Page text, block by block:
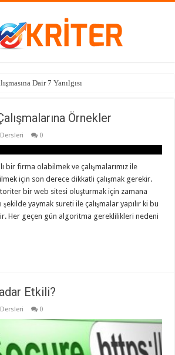
Dair 7 Yanılgısı
Örnekler
0
bir firma olabilmek ve çalışmalarımız ile
için son derece dikkatli çalışmak gerekir.
bir web sitesi oluşturmak için zamana
şekilde yaymak sureti ile çalışmalar yapılır ki bu
Her geçen gün algoritma gereklilikleri nedeni
Etkili?
0